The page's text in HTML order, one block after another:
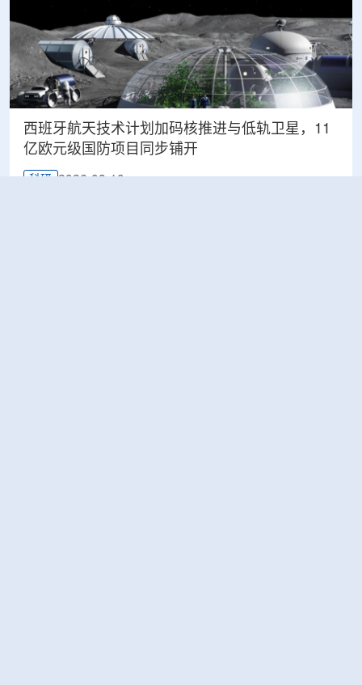
西班牙航天技术计划加码核推进与低轨卫星，11
亿欧元级国防项目同步铺开
科研 2026-08-10